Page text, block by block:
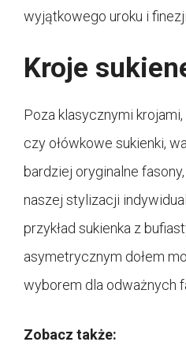
wyjątkowego uroku i finezji.
Kroje
Poza klasycznymi
czy ołówkowe sukienki,
bardziej oryginalne
naszej stylizacji
przykład sukienka z
asymetrycznym dołem
wyborem dla odważnych
Zobacz także: